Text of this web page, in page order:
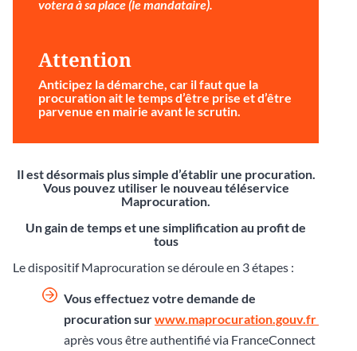
votera à sa place (le mandataire).
Attention
Anticipez la démarche , car il faut que la
procuration ait le temps d’être prise et d’être
parvenue en mairie avant le scrutin.
Il est désormais plus simple d’établir une procuration.
Vous pouvez utiliser le nouveau téléservice
Maprocuration.
Un gain de temps et une simplification au profit de
tous
Le dispositif Maprocuration se déroule en 3 étapes :
Vous effectuez votre demande de
procuration surwww.maprocuration.gouv.fr
après vous être authentifié via FranceConnect